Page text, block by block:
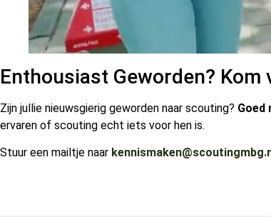
Enthousiast Geworden?
Zijn jullie nieuwsgierig geworden naar scouting? Goed
ervaren of scouting echt iets voor hen is.
Stuur een mailtje naar